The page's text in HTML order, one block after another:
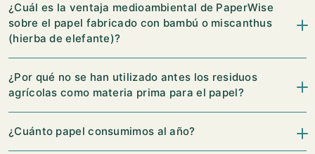
¿Cuál es la ventaja medioambiental de PaperWise
sobre el papel fabricado con bambú o miscanthus
(hierba de elefante)?
¿Por qué no se han utilizado antes los residuos
agrícolas como materia prima para el papel?
¿Cuánto papel consumimos al año?